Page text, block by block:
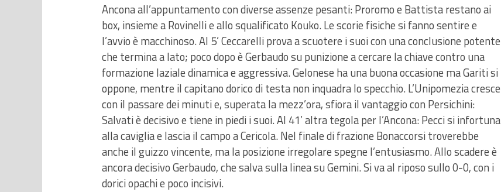
Ancona all’appuntamento con diverse assenze pesanti: Proromo e Battista restano ai
box, insieme a Rovinelli e allo squalificato Kouko. Le scorie fisiche si fanno sentire e
l’avvio è macchinoso. Al 5’ Ceccarelli prova a scuotere i suoi con una conclusione potente
che termina a lato; poco dopo è Gerbaudo su punizione a cercare la chiave contro una
formazione laziale dinamica e aggressiva. Gelonese ha una buona occasione ma Gariti si
oppone, mentre il capitano dorico di testa non inquadra lo specchio. L’Unipomezia cresce
con il passare dei minuti e, superata la mezz’ora, sfiora il vantaggio con Persichini:
Salvati è decisivo e tiene in piedi i suoi. Al 41’ altra tegola per l’Ancona: Pecci si infortuna
alla caviglia e lascia il campo a Cericola.Nel finale di frazione Bonaccorsi troverebbe
anche il guizzo vincente, ma la posizione irregolare spegne l’entusiasmo. Allo scadere è
ancora decisivo Gerbaudo, che salva sulla linea su Gemini. Si va al riposo sullo 0-0, con i
dorici opachi e poco incisivi.